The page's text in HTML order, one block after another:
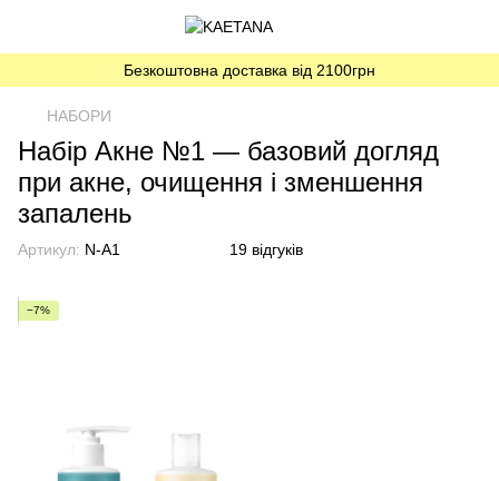
Безкоштовна доставка від 2100грн
НАБОРИ
Набір Акне №1 — базовий догляд
при акне, очищення і зменшення
запалень
Артикул: N-A1 19 відгуків
−7%